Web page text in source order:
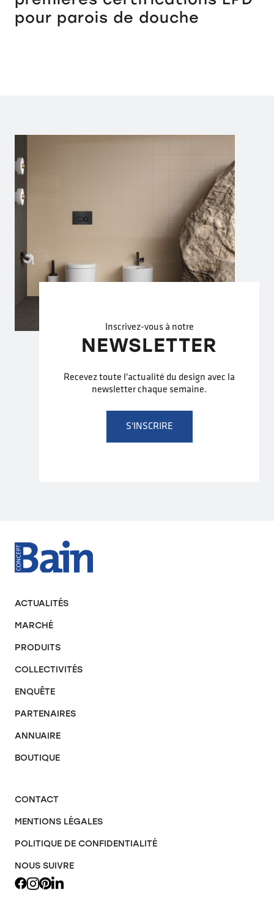
pour parois de douche
Inscrivez-vous à notre
NEWSLETTER
Recevez toute l'actualité du design avec la
newsletter chaque semaine.
S'INSCRIRE
ACTUALITÉS
MARCHÉ
PRODUITS
COLLECTIVITÉS
ENQUÊTE
PARTENAIRES
ANNUAIRE
BOUTIQUE
CONTACT
MENTIONS LÉGALES
POLITIQUE DE CONFIDENTIALITÉ
NOUS SUIVRE